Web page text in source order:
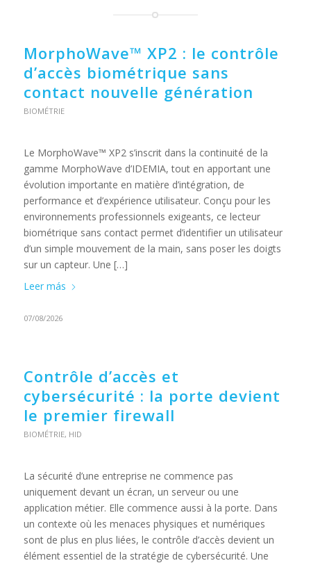
MorphoWave™ XP2 : le contrôle
d’accès biométrique sans
contact nouvelle génération
BIOMÉTRIE
Le MorphoWave™ XP2 s’inscrit dans la continuité de la
gamme MorphoWave d’IDEMIA, tout en apportant une
évolution importante en matière d’intégration, de
performance et d’expérience utilisateur. Conçu pour les
environnements professionnels exigeants, ce lecteur
biométrique sans contact permet d’identifier un utilisateur
d’un simple mouvement de la main, sans poser les doigts
sur un capteur. Une […]
Leer más
07/08/2026
Contrôle d’accès et
cybersécurité : la porte devient
le premier firewall
BIOMÉTRIE, HID
La sécurité d’une entreprise ne commence pas
uniquement devant un écran, un serveur ou une
application métier. Elle commence aussi à la porte. Dans
un contexte où les menaces physiques et numériques
sont de plus en plus liées, le contrôle d’accès devient un
élément essentiel de la stratégie de cybersécurité. Une